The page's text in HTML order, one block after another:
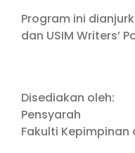
Program ini
dan USIM Writers’
Disediakan oleh:
Pensyarah
Fakulti Kepimpinan